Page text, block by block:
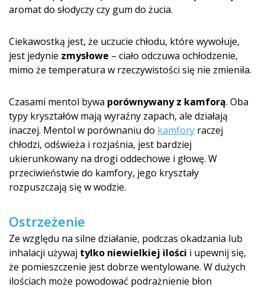
aromat do słodyczy czy gum do żucia.
Ciekawostką jest, że uczucie chłodu, które wywołuje,
jest jedynie zmysłowe – ciało odczuwa ochłodzenie,
mimo że temperatura w rzeczywistości się nie zmieniła.
Czasami mentol bywa porównywany z kamforą. Oba
typy kryształów mają wyraźny zapach, ale działają
inaczej. Mentol w porównaniu do kamfory raczej
chłodzi, odświeża i rozjaśnia, jest bardziej
ukierunkowany na drogi oddechowe i głowę. W
przeciwieństwie do kamfory, jego kryształy
rozpuszczają się w wodzie.
Ostrzeżenie
Ze względu na silne działanie, podczas okadzania lub
inhalacji używaj tylko niewielkiej ilości i upewnij się,
że pomieszczenie jest dobrze wentylowane. W dużych
ilościach może powodować podrażnienie błon